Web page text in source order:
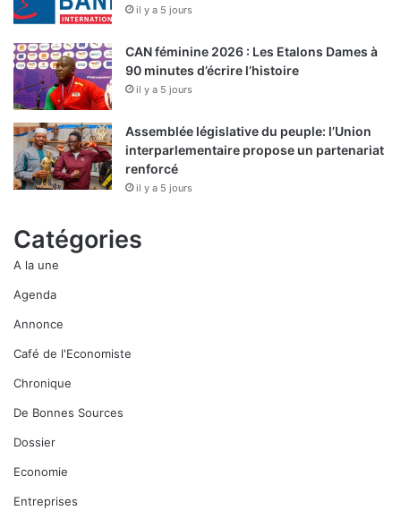
il y a 5 jours
CAN féminine 2026 : Les Etalons Dames à
90 minutes d’écrire l’histoire
il y a 5 jours
Assemblée législative du peuple: l’Union
interparlementaire propose un partenariat
renforcé
il y a 5 jours
Catégories
A la une
Agenda
Annonce
Café de l'Economiste
Chronique
De Bonnes Sources
Dossier
Economie
Entreprises